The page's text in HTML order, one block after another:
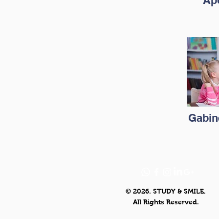
© 2026. STUDY & SMILE.
All Rights Reserved.